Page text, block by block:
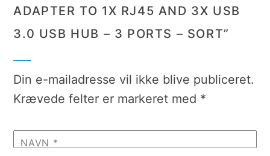
ADAPTER TO 1X RJ45 AND 3X USB
3.0 USB HUB – 3 PORTS – SORT”
Din e-mailadresse vil ikke blive publiceret.
Krævede felter er markeret med *
NAVN *